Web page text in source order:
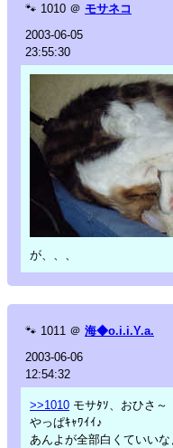
🐾 1010 ＠ モサネコ
2003-06-05
23:55:30
が、、、
🐾 1011 ＠ 海◆o.i.i.Y.a.
2003-06-06
12:54:32
>>1010 モサﾀｿ、おひさ～
やっぱｷｬﾜｲｲ♪
あんよが全部白くていいな